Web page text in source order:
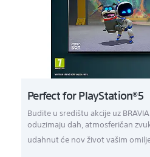
Perfect for PlayStation®5
Budite u središtu akcije uz
oduzimaju dah, atmosferičan
udahnut će nov život vašim